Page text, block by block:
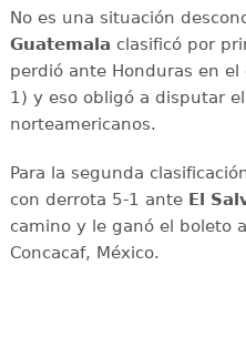
No es una situación
Guatemala clasificó por
perdió ante Honduras en
1) y eso obligó a disputar
norteamericanos.
Para la segunda
con derrota 5-1 ante El
camino y le ganó el boleto
Concacaf, México.